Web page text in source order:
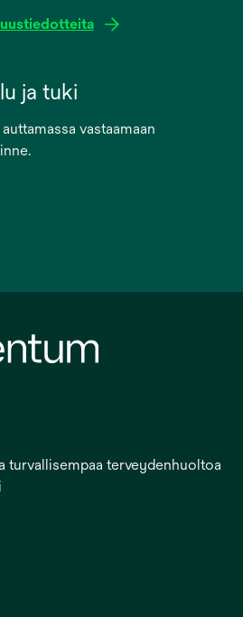
ja tuki
vastaamaan
turvallisempaa terveydenhuoltoa